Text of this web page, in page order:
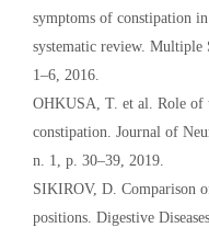
symptoms of constipation
systematic review. Multiple
1–6, 2016.
OHKUSA, T. et al. Role of
constipation. Journal of
n. 1, p. 30–39, 2019.
SIKIROV, D. Comparison
positions. Digestive